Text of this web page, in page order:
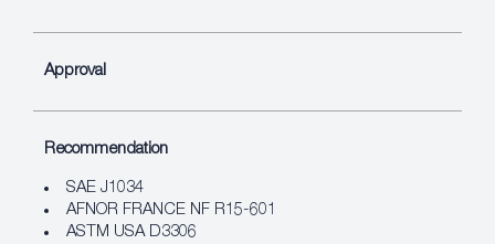
Approval
Recommendation
SAE J1034
AFNOR FRANCE NF R15-601
ASTM USA D3306